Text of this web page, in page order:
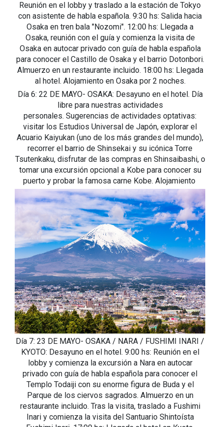
Reunión en el lobby y traslado a la estación de Tokyo
con asistente de habla española. 9:30 hs: Salida hacia
Osaka en tren bala "Nozomi". 12:00 hs: Llegada a
Osaka, reunión con el guía y comienza la visita de
Osaka en autocar privado con guía de habla española
para conocer el Castillo de Osaka y el barrio Dotonbori.
Almuerzo en un restaurante incluido. 18:00 hs: Llegada
al hotel. Alojamiento en Osaka por 2 noches.
Día 6: 22 DE MAYO- OSAKA: Desayuno en el hotel. Día
libre para nuestras actividades
personales. Sugerencias de actividades optativas:
visitar los Estudios Universal de Japón, explorar el
Acuario Kaiyukan (uno de los más grandes del mundo),
recorrer el barrio de Shinsekai y su icónica Torre
Tsutenkaku, disfrutar de las compras en Shinsaibashi, o
tomar una excursión opcional a Kobe para conocer su
puerto y probar la famosa carne Kobe. Alojamiento
Día 7: 23 DE MAYO- OSAKA / NARA / FUSHIMI INARI /
KYOTO: Desayuno en el hotel. 9:00 hs: Reunión en el
lobby y comienza la excursión a Nara en autocar
privado con guía de habla española para conocer el
Templo Todaiji con su enorme figura de Buda y el
Parque de los ciervos sagrados. Almuerzo en un
restaurante incluido. Tras la visita, traslado a Fushimi
Inari y comienza la visita del Santuario Shintoísta